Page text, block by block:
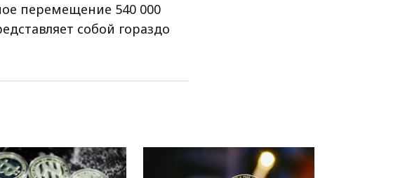
перемещение 540 000
собой гораздо